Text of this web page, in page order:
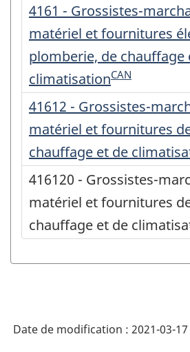
4161 - Grossistes-
matériel et fournitures
plomberie, de chauffage
climatisationCAN
41612 - Grossistes-
matériel et fournitures
chauffage et de
416120 - Grossistes-
matériel et fournitures
chauffage et de
Date de modification : 2021-03-17